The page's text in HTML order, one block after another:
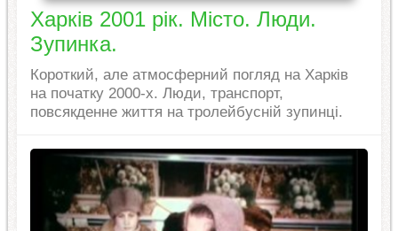
Харків 2001 рік. Місто. Люди.
Зупинка.
Короткий, але атмосферний погляд на Харків
на початку 2000-х. Люди, транспорт,
повсякденне життя на тролейбусній зупинці.